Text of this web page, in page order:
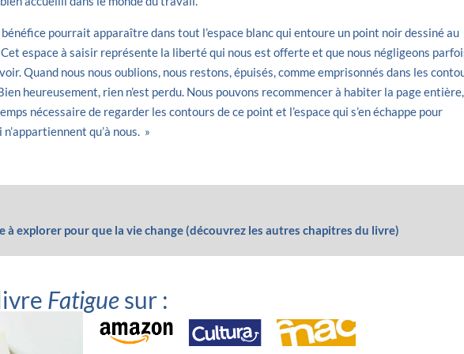
pourrait apparaître dans tout l’espace blanc qui entoure un point noir dessiné au
espace à saisir représente la liberté qui nous est offerte et que nous négligeons
Quand nous nous oublions, nous restons, épuisés, comme emprisonnés dans les
heureusement, rien n’est perdu. Nous pouvons recommencer à habiter la page entière,
nécessaire de regarder les contours de ce point et l’espace qui s’en échappe pour
qu’à nous. »
à explorer pour que la vie change (découvrez les autres chapitres du livre)
Fatiguesur :